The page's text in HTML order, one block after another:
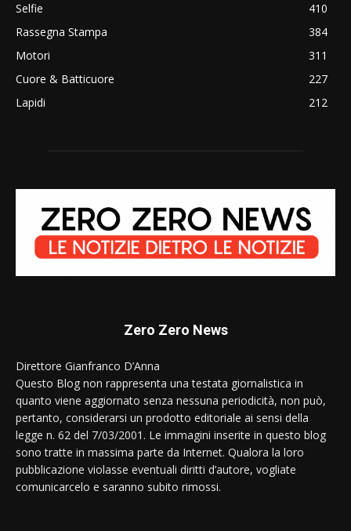
Selfie
410
Rassegna Stampa
384
Motori
311
Cuore & Batticuore
227
Lapidi
212
Zero Zero News
Direttore Gianfranco D’Anna
Questo Blog non rappresenta una testata giornalistica in
quanto viene aggiornato senza nessuna periodicità, non può,
pertanto, considerarsi un prodotto editoriale ai sensi della
legge n. 62 del 7/03/2001. Le immagini inserite in questo blog
sono tratte in massima parte da Internet. Qualora la loro
pubblicazione violasse eventuali diritti d’autore, vogliate
comunicarcelo e saranno subito rimossi.